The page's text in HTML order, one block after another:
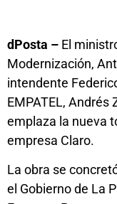
dPosta – El
Modernización,
intendente
EMPATEL, Andrés
emplaza la nueva
empresa Claro.
La obra se
el Gobierno de La